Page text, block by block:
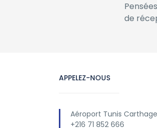
de
APPELEZ-NOUS
Aéroport Tunis
+216 71 852 666